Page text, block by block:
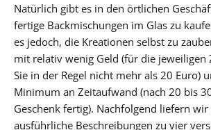
Natürlich gibt es in den örtlichen
fertige Backmischungen im Glas zu
es jedoch, die Kreationen selbst zu
mit relativ wenig Geld (für die jeweiligen
Sie in der Regel nicht mehr als 20 Euro)
Minimum an Zeitaufwand (nach 20 bis
Geschenk fertig). Nachfolgend liefern wir
ausführliche Beschreibungen zu vier